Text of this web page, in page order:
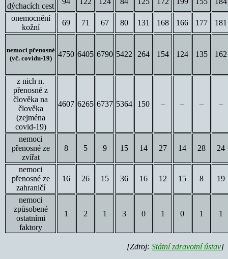
dýchacích cest
onemocnění
kožní
69 71 67 80 131 168 166 177 181
nemoci přenosné
(vč. covidu-19)
4750 6405 6790 5422 264 154 124 135 162
z nich n.
přenosné z
člověka na
člověka
(zejména
covid-19)
4607 6265 6737 5364 150 – – – –
nemoci
přenosné ze
zvířat
8 5 9 15 14 27 14 28 24
nemoci
přenosné ze
zahraničí
16 26 15 36 16 12 15 8 19
nemoci
způsobené
ostatními
faktory
1 2 1 3 0 1 0 1 1
[Zdroj: Státní zdravotní ústav]